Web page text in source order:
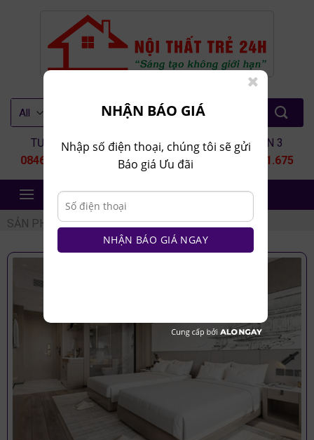
TƯ VẤN 1
0846.80.9999
TƯ VẤN 2
0935.435.286
TƯ VẤN 3
0964.651.675
NỘI THẤT TRẺ 24H
SẢN PHẨM / COMBO PHÒNG NGỦ KHÁCH SẠN
NHẬN BÁO GIÁ
Nhập số điện thoại, chúng tôi sẽ gửi
Báo giá Ưu đãi
NHẬN BÁO GIÁ NGAY